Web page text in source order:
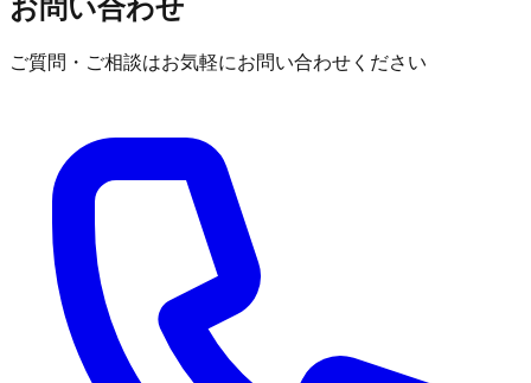
お問い合わせ
ご質問・ご相談はお気軽にお問い合わせください